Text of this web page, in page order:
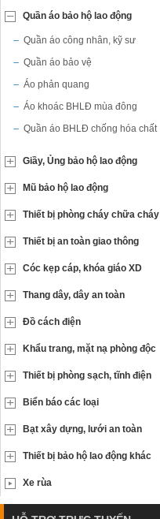
Quần áo bảo hộ lao động
Quần áo công nhân, kỹ sư
Quần áo bảo vệ
Áo phản quang
Áo khoác BHLĐ mùa đông
Quần áo BHLĐ chống hóa chất
Giầy, Ủng bảo hộ lao động
Mũ bảo hộ lao động
Thiết bị phòng cháy chữa cháy
Thiết bị an toàn giao thông
Cóc kẹp cáp, khóa giáo XD
Thang dây, dây an toàn
Đồ cách điện
Khẩu trang, mặt nạ phòng độc
Thiết bị phòng sạch, tĩnh điện
Biển báo các loại
Bạt xây dựng, lưới an toàn
Thiết bị bảo hộ lao động khác
Xe rùa